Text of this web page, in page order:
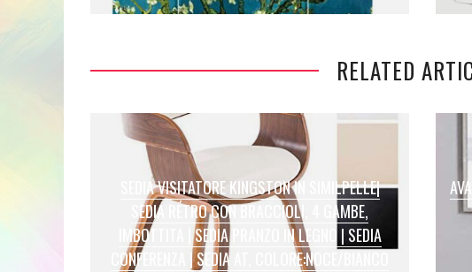
RELATED
SEDIA VISITATORE KINGSTON IN SIMILPELLE|
SEDIA RÉTRO CON BRACCIOLI, 4 GAMBE,
IMBOTTITA | SEDIA PRANZO IN LEGNO | SEDIA
CONFERENZA | SEDIA AT, COLORE:NOCE/BIANCO